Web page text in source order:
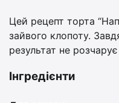
Цей рецепт торта
зайвого клопоту.
результат не
Інгредієнти